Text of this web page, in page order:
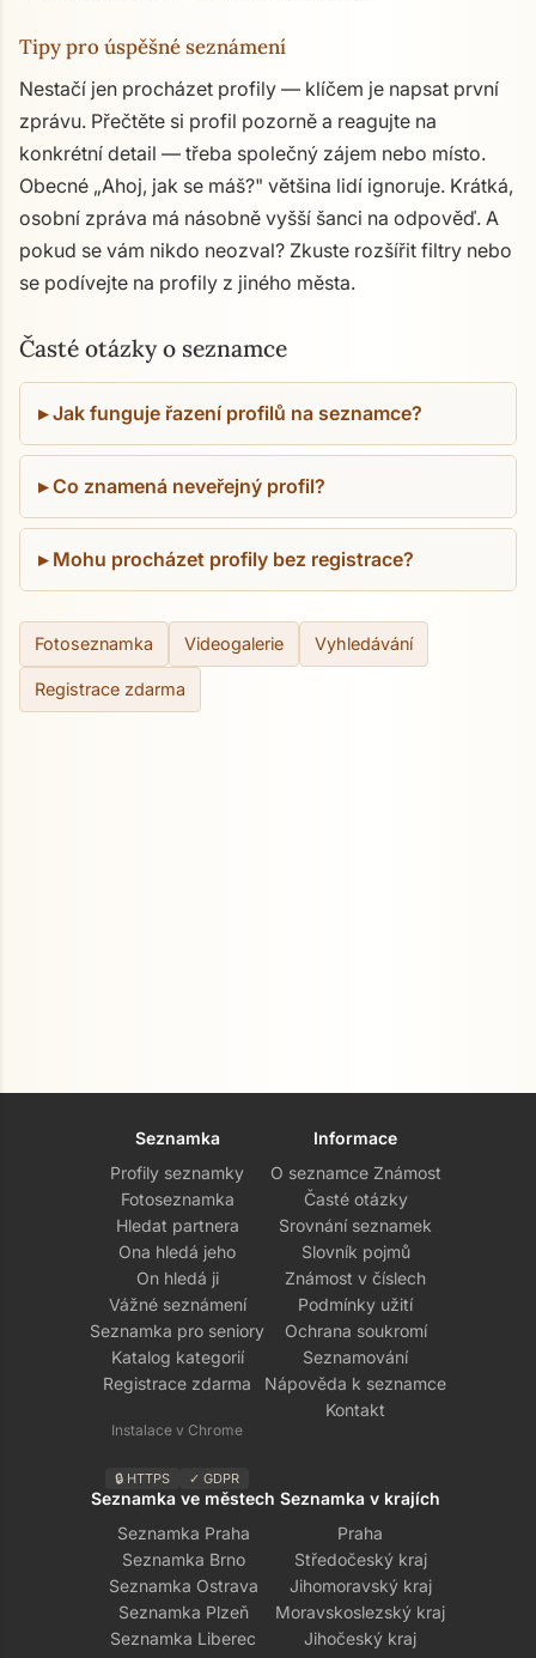
Tipy pro úspěšné seznámení
Nestačí jen procházet profily — klíčem je napsat první
zprávu. Přečtěte si profil pozorně a reagujte na
konkrétní detail — třeba společný zájem nebo místo.
Obecné „Ahoj, jak se máš?" většina lidí ignoruje. Krátká,
osobní zpráva má násobně vyšší šanci na odpověď. A
pokud se vám nikdo neozval? Zkuste rozšířit filtry nebo
se podívejte na profily z jiného města.
Časté otázky o seznamce
Jak funguje řazení profilů na seznamce?
Co znamená neveřejný profil?
Mohu procházet profily bez registrace?
Fotoseznamka Videogalerie Vyhledávání
Registrace zdarma
Seznamka
Profily seznamky
Fotoseznamka
Hledat partnera
Ona hledá jeho
On hledá ji
Vážné seznámení
Seznamka pro seniory
Katalog kategorií
Registrace zdarma
Instalace v Chrome
🔒 HTTPS ✓ GDPR
Informace
O seznamce Známost
Časté otázky
Srovnání seznamek
Slovník pojmů
Známost v číslech
Podmínky užití
Ochrana soukromí
Seznamování
Nápověda k seznamce
Kontakt
Seznamka ve městech
Seznamka Praha
Seznamka Brno
Seznamka Ostrava
Seznamka Plzeň
Seznamka Liberec
Seznamka v krajích
Praha
Středočeský kraj
Jihomoravský kraj
Moravskoslezský kraj
Jihočeský kraj